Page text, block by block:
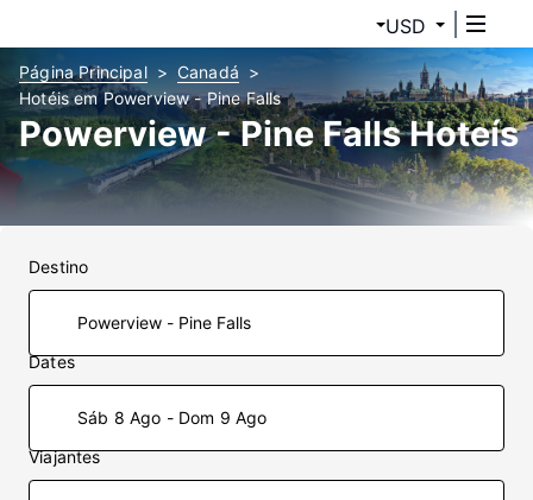
USD
Página Principal
Canadá
Hotéis em Powerview - Pine Falls
Powerview - Pine Falls Hoteís
Destino
Dates
Sáb 8 Ago - Dom 9 Ago
Viajantes